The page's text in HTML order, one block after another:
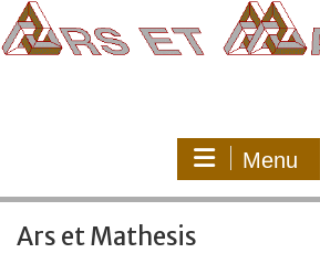
naar
de
Menu
Ars et Mathesis